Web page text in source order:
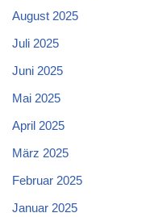
August 2025
Juli 2025
Juni 2025
Mai 2025
April 2025
März 2025
Februar 2025
Januar 2025